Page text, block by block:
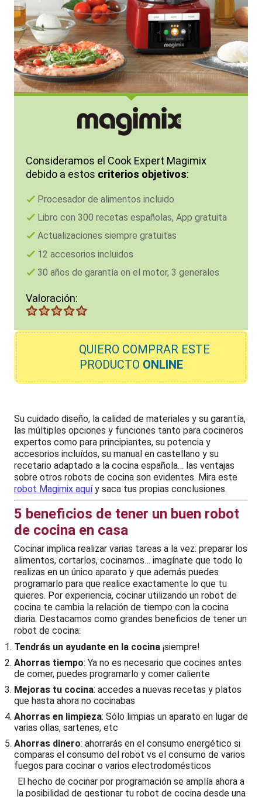
Consideramos el Cook Expert Magimix
debido a estos criterios objetivos:
Procesador de alimentos incluido
Libro con 300 recetas españolas, App gratuita
Actualizaciones siempre gratuitas
12 accesorios incluidos
30 años de garantía en el motor, 3 generales
Valoración:
QUIERO COMPRAR ESTE
PRODUCTO ONLINE
Su cuidado diseño, la calidad de materiales y su garantía,
las múltiples opciones y funciones tanto para cocineros
expertos como para principiantes, su potencia y
accesorios incluídos, su manual en castellano y su
recetario adaptado a la cocina española… las ventajas
sobre otros robots de cocina son evidentes. Mira este
robot Magimix aquíy saca tus propias conclusiones.
5 beneficios de tener un buen robot
de cocina en casa
Cocinar implica realizar varias tareas a la vez: preparar los
alimentos, cortarlos, cocinarnos… imagínate que todo lo
realizas en un único aparato y que además puedes
programarlo para que realice exactamente lo que tu
quieres. Por experiencia, cocinar utilizando un robot de
cocina te cambia la relación de tiempo con la cocina
diaria. Destacamos como grandes beneficios de tener un
robot de cocina:
Tendrás un ayudante en la cocina ¡siempre!
Ahorras tiempo: Ya no es necesario que cocines antes
de comer, puedes programarlo y comer caliente
Mejoras tu cocina: accedes a nuevas recetas y platos
que hasta ahora no cocinabas
Ahorras en limpieza: Sólo limpias un aparato en lugar de
varias ollas, sartenes, etc
Ahorras dinero: ahorrarás en el consumo energético si
comparas el consumo del robot vs el consumo de varios
fuegos para cocinar o varios electrodomésticos
El hecho de cocinar por programación se amplía ahora a
la posibilidad de gestionar tu robot de cocina desde una